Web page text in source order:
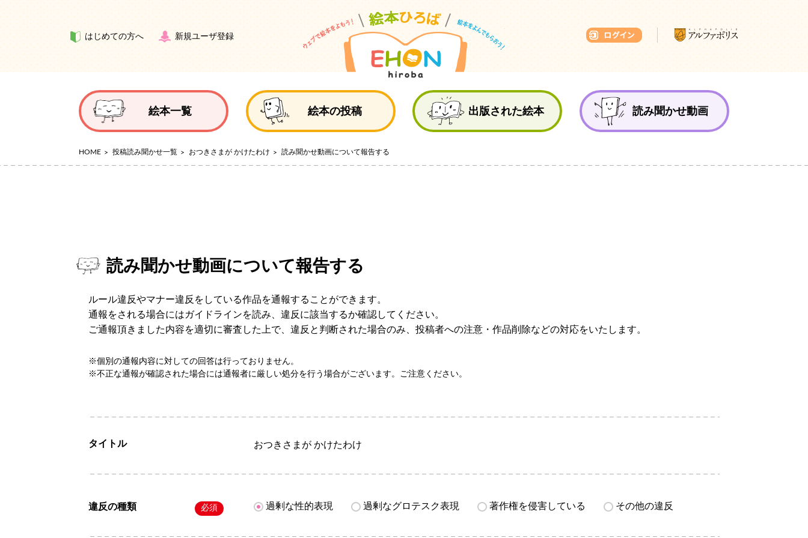
はじめての方へ 新規ユーザ登録
絵本一覧 絵本の投稿 出版された絵本 読み聞かせ動画
HOME 投稿読み聞かせ一覧 おつきさまが かけたわけ 読み聞かせ動画について報告する
読み聞かせ動画について報告する
ルール違反やマナー違反をしている作品を通報することができます。
通報をされる場合にはガイドラインを読み、違反に該当するか確認してください。
ご通報頂きました内容を適切に審査した上で、違反と判断された場合のみ、投稿者への注意・作品削除などの対応をいたします。
※個別の通報内容に対しての回答は行っておりません。
※不正な通報が確認された場合には通報者に厳しい処分を行う場合がございます。ご注意ください。
タイトル おつきさまが かけたわけ
違反の種類 必須 過剰な性的表現 過剰なグロテスク表現 著作権を侵害している その他の違反